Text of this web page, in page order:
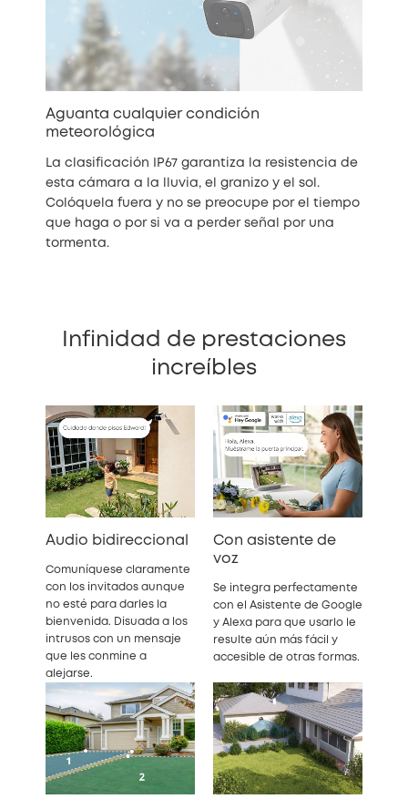
Aguanta cualquier condición
meteorológica
La clasificación IP67 garantiza la resistencia de
esta cámara a la lluvia, el granizo y el sol.
Colóquela fuera y no se preocupe por el tiempo
que haga o por si va a perder señal por una
tormenta.
Infinidad de prestaciones
increíbles
Audio bidireccional
Comuníquese claramente
con los invitados aunque
no esté para darles la
bienvenida. Disuada a los
intrusos con un mensaje
que les conmine a
alejarse.
Con asistente de
voz
Se integra perfectamente
con el Asistente de Google
y Alexa para que usarlo le
resulte aún más fácil y
accesible de otras formas.